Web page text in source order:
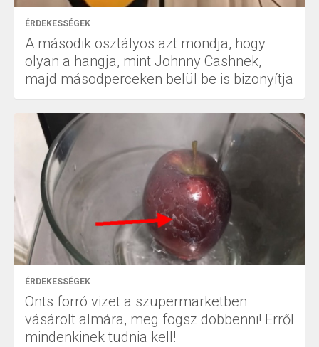
ÉRDEKESSÉGEK
A második osztályos azt mondja, hogy
olyan a hangja, mint Johnny Cashnek,
majd másodperceken belül be is bizonyítja
ÉRDEKESSÉGEK
Önts forró vizet a szupermarketben
vásárolt almára, meg fogsz döbbenni! Erről
mindenkinek tudnia kell!